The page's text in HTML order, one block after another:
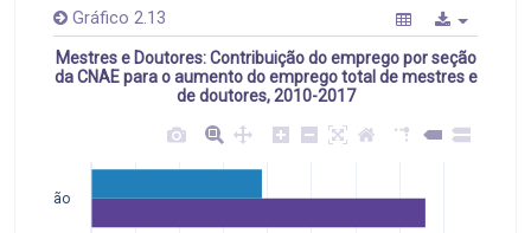
Gráfico 2.13
Mestres e Doutores: Contribuição do emprego por seção
da CNAE para o aumento do emprego total de mestres e
de doutores, 2010-2017
Educação